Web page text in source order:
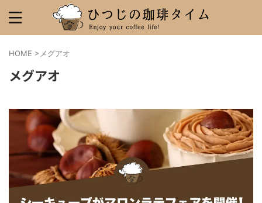
HOME > メグアオ
メグアオ